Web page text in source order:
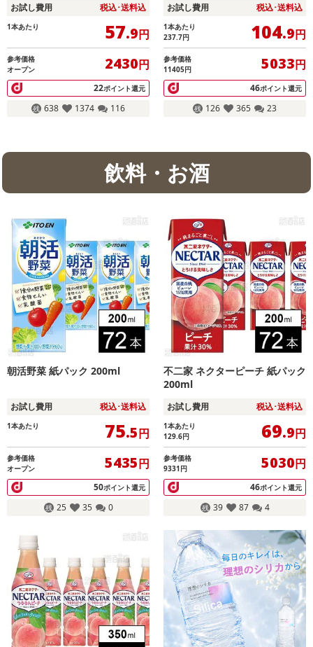
お試し費用 税込･送料込
1本あたり 57.9円
参考価格
オープン
2430円
22ポイント還元
638 1374 116
お試し費用 税込･送料込
1本あたり
237.7円 104.9円
参考価格
11405円
5033円
46ポイント還元
126 365 23
飲料・お酒
朝活野菜 紙パック 200ml
お試し費用 税込･送料込
1本あたり 75.5円
参考価格
オープン
5435円
50ポイント還元
25 35 0
不二家 ネクターピーチ 紙パック
200ml
お試し費用 税込･送料込
1本あたり
129.6円 69.9円
参考価格
9331円
5030円
46ポイント還元
39 87 4